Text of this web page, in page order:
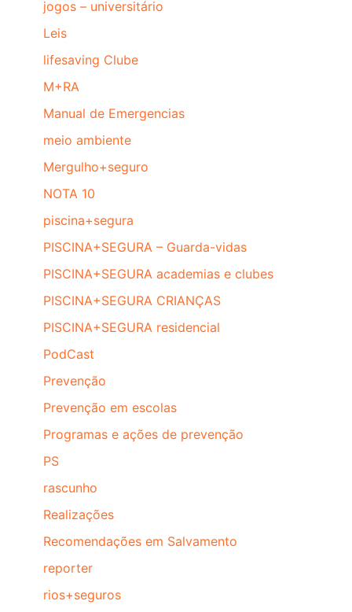
jogos – universitário
Leis
lifesaving Clube
M+RA
Manual de Emergencias
meio ambiente
Mergulho+seguro
NOTA 10
piscina+segura
PISCINA+SEGURA – Guarda-vidas
PISCINA+SEGURA academias e clubes
PISCINA+SEGURA CRIANÇAS
PISCINA+SEGURA residencial
PodCast
Prevenção
Prevenção em escolas
Programas e ações de prevenção
PS
rascunho
Realizações
Recomendações em Salvamento
reporter
rios+seguros